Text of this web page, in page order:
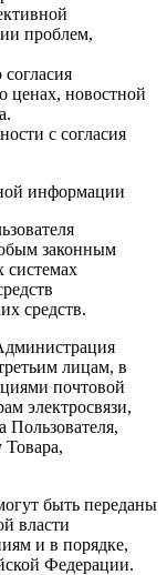
проблем,
ценах, новостной
с согласия
информации
законным
средств.
лицам, в
почтовой
электросвязи,
Пользователя,
Товара,
быть переданы
власти
и в порядке,
Федерации.